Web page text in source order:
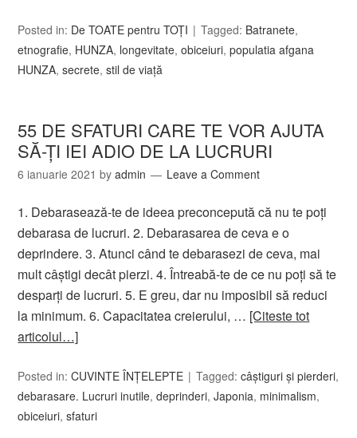
Posted in: De TOATE pentru TOȚI Tagged: Batranete,
etnografie, HUNZA, longevitate,obiceiuri,populatia afgana
HUNZA,secrete,stil de viaţă
55 DE SFATURI CARE TE VOR AJUTA
SĂ-ŢI IEI ADIO DE LA LUCRURI
6 ianuarie 2021 byadmin Leave a Comment
1. Debarasează-te de ideea preconcepută că nu te poţi
debarasa de lucruri. 2. Debarasarea de ceva e o
deprindere. 3. Atunci când te debarasezi de ceva, mai
mult câştigi decât pierzi. 4. Întreabă-te de ce nu poţi să te
desparţi de lucruri. 5. E greu, dar nu imposibil să reduci
la minimum. 6. Capacitatea creierului, … [Citeste tot
articolul…]
Posted in:CUVINTE ÎNȚELEPTE Tagged:câştiguri şi pierderi,
debarasare. Lucruri inutile,deprinderi,Japonia, minimalism,
obiceiuri,sfaturi